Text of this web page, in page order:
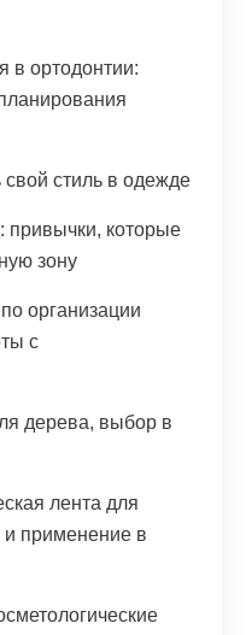
в ортодонтии:
стиль в одежде
привычки, которые
зону
организации
с
дерева, выбор в
лента для
и применение в